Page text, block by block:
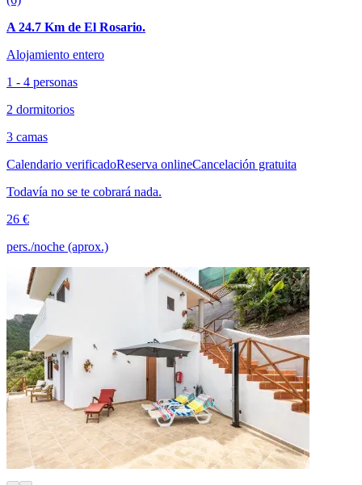
A 24.7 Km de El Rosario.
Alojamiento entero
1 - 4 personas
2 dormitorios
3 camas
Calendario verificadoReserva onlineCancelación gratuita
Todavía no se te cobrará nada.
26 €
pers./noche (aprox.)